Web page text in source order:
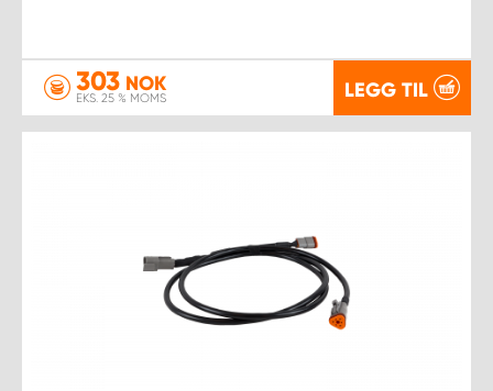
303 NOK
EKS. 25 % MOMS LEGG TIL